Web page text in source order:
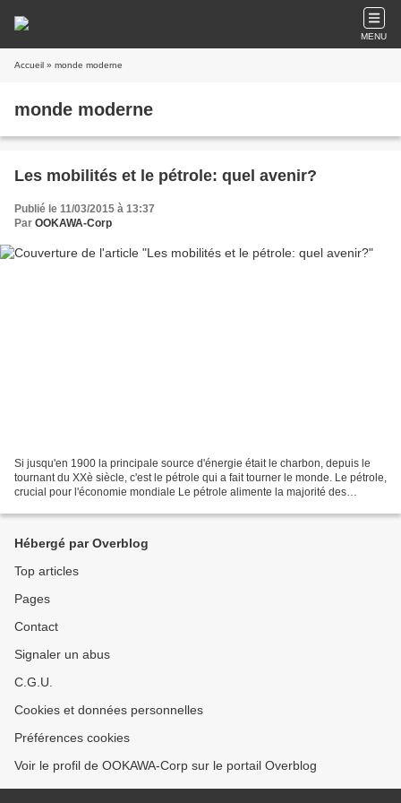
MENU
Accueil » monde moderne
monde moderne
Les mobilités et le pétrole: quel avenir?
Publié le 11/03/2015 à 13:37
Par OOKAWA-Corp
Si jusqu'en 1900 la principale source d'énergie était le charbon, depuis le
tournant du XXè siècle, c'est le pétrole qui a fait tourner le monde. Le pétrole,
crucial pour l'économie mondiale Le pétrole alimente la majorité des
Hébergé par Overblog
Top articles
Pages
Contact
Signaler un abus
C.G.U.
Cookies et données personnelles
Préférences cookies
Voir le profil de OOKAWA-Corp sur le portail Overblog